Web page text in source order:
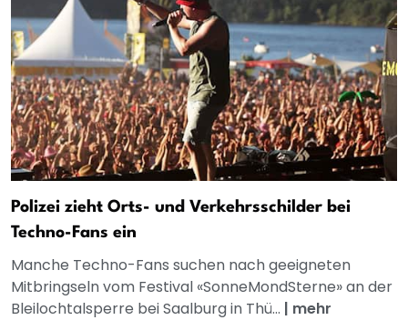
Polizei zieht Orts- und Verkehrsschilder bei
Techno-Fans ein
Manche Techno-Fans suchen nach geeigneten
Mitbringseln vom Festival «SonneMondSterne» an der
Bleilochtalsperre bei Saalburg in Thü... | mehr